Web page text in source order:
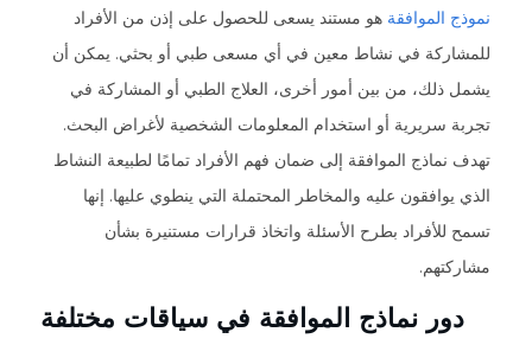
نموذج الموافقة هو مستند يسعى للحصول على إذن من الأفراد
للمشاركة في نشاط معين في أي مسعى طبي أو بحثي. يمكن أن
يشمل ذلك، من بين أمور أخرى، العلاج الطبي أو المشاركة في
تجربة سريرية أو استخدام المعلومات الشخصية لأغراض البحث.
تهدف نماذج الموافقة إلى ضمان فهم الأفراد تمامًا لطبيعة النشاط
الذي يوافقون عليه والمخاطر المحتملة التي ينطوي عليها. إنها
تسمح للأفراد بطرح الأسئلة واتخاذ قرارات مستنيرة بشأن
مشاركتهم.
دور نماذج الموافقة في سياقات مختلفة